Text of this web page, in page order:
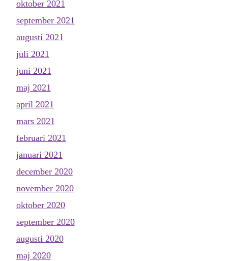
oktober 2021
september 2021
augusti 2021
juli 2021
juni 2021
maj 2021
april 2021
mars 2021
februari 2021
januari 2021
december 2020
november 2020
oktober 2020
september 2020
augusti 2020
maj 2020